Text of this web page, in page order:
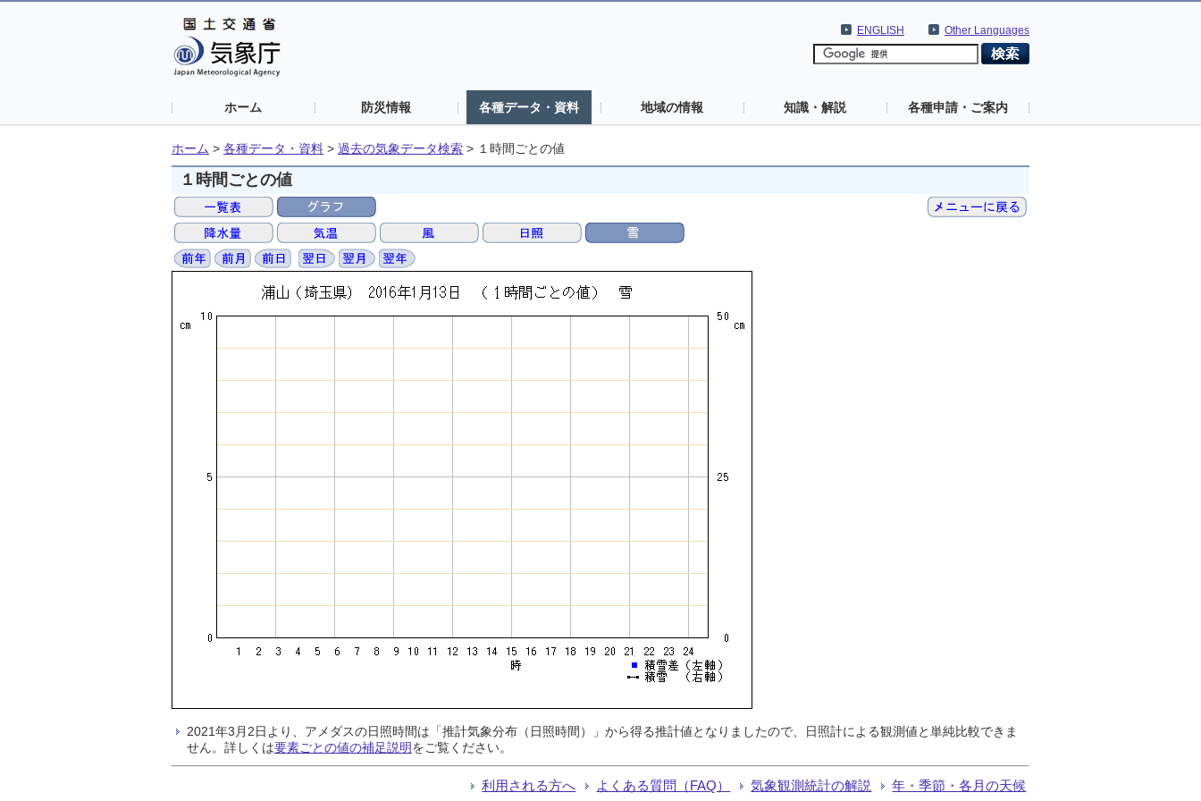
Other Languages
ENGLISH
ホーム 防災情報 各種データ・資料 地域の情報 知識・解説 各種申請・ご案内
ホーム > 各種データ・資料 > 過去の気象データ検索 > １時間ごとの値
１時間ごとの値
2021年3月2日より、アメダスの日照時間は「推計気象分布（日照時間）」から得る推計値となりましたので、日照計による観測値と単純比較できま
せん。詳しくは要素ごとの値の補足説明をご覧ください。
利用される方へ よくある質問（FAQ） 気象観測統計の解説 年・季節・各月の天候